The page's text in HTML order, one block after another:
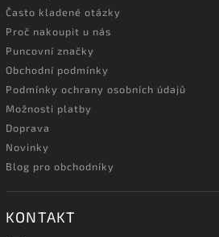
Často kladené otázky
Proč nakoupit u nás
Puncovní značky
Obchodní podmínky
Podmínky ochrany osobních údajů
Možnosti platby
Doprava
Novinky
Blog pro obchodníky
KONTAKT